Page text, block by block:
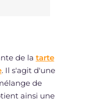
de la tarte
. Il s'agit d'une
de
ainsi une